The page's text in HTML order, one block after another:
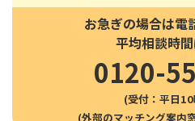
お急ぎの場合は電
平均相談時間
0120-
(受付：平日